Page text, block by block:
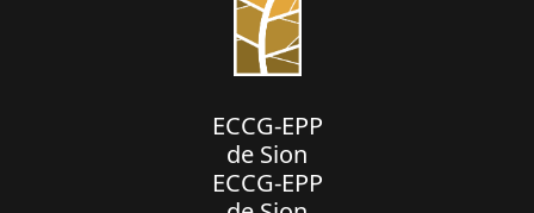
ECCG-EPP
de Sion
ECCG-EPP